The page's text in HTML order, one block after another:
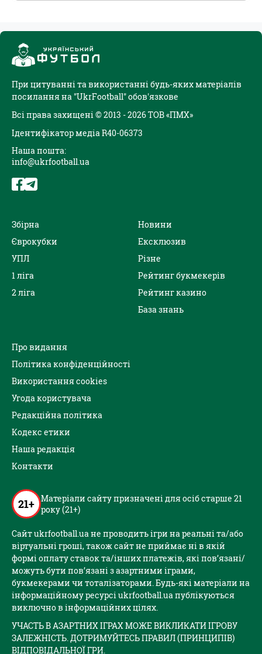
При цитуванні та використанні будь-яких матеріалів
посилання на "UkrFootball" обов'язкове
Всі права захищені © 2013 - 2026 ТОВ «ПМХ»
Ідентифікатор медіа R40-06373
Наша пошта:
info@ukrfootball.ua
Збірна
Єврокубки
УПЛ
1 ліга
2 ліга
Новини
Ексклюзив
Різне
Рейтинг букмекерів
Рейтинг казино
База знань
Про видання
Політика конфіденційності
Використання cookies
Угода користувача
Редакційна політика
Кодекс етики
Наша редакція
Контакти
21+ Матеріали сайту призначені для осіб старше 21
року (21+)
Сайт ukrfootball.ua не проводить ігри на реальні та/або
віртуальні гроші, також сайт не приймає ні в якій
формі оплату ставок та/інших платежів, які пов’язані/
можуть бути пов’язані з азартними іграми,
букмекерами чи тоталізаторами. Будь-які матеріали на
інформаційному ресурсі ukrfootball.ua публікуються
виключно в інформаційних цілях.
УЧАСТЬ В АЗАРТНИХ ІГРАХ МОЖЕ ВИКЛИКАТИ ІГРОВУ
ЗАЛЕЖНІСТЬ. ДОТРИМУЙТЕСЬ ПРАВИЛ (ПРИНЦИПІВ)
ВІДПОВІДАЛЬНОЇ ГРИ.